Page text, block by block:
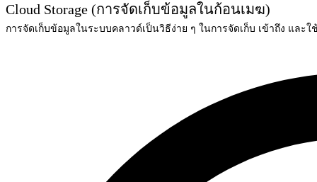
Cloud Storage (การจัดเก็บข้อมูลในก้อนเมฆ)
การจัดเก็บข้อมูลในระบบคลาวด์เป็นวิธีง่าย ๆ ในการจัดเก็บ เข้าถึง และ